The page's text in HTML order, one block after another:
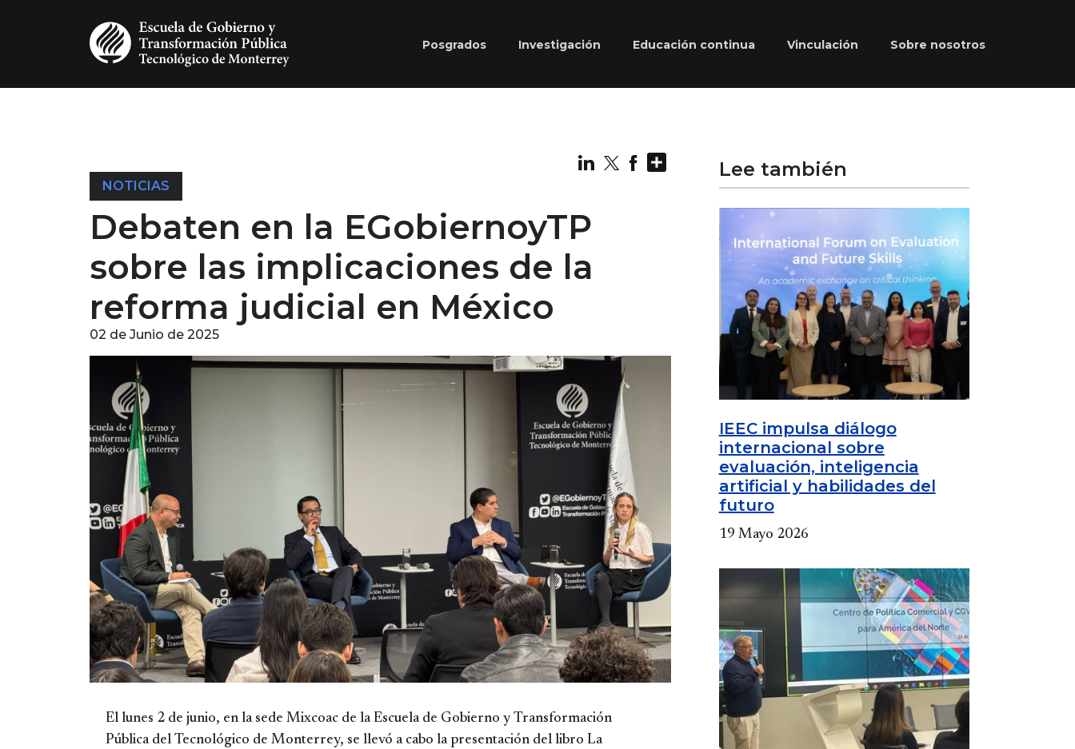
Posgrados Investigación Educación continua Vinculación Sobre nosotros
NOTICIAS
Debaten en la EGobiernoyTP
sobre las implicaciones de la
reforma judicial en México
02 de Junio de 2025
El lunes 2 de junio, en la sede Mixcoac de la Escuela de Gobierno y Transformación
Pública del Tecnológico de Monterrey, se llevó a cabo la presentación del libro La
Lee también
IEEC impulsa diálogo
internacional sobre
evaluación, inteligencia
artificial y habilidades del
futuro
19 Mayo 2026